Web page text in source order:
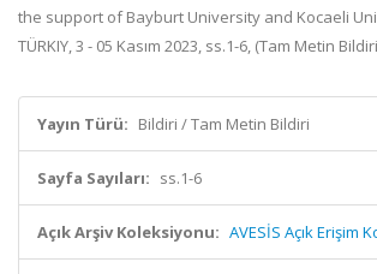
the support of Bayburt University and Kocaeli
TÜRKIY, 3 - 05 Kasım 2023, ss.1-6, (Tam Metin
Yayın Türü: Bildiri / Tam Metin Bildiri
Sayfa Sayıları: ss.1-6
Açık Arşiv Koleksiyonu: AVESİS Açık Erişim